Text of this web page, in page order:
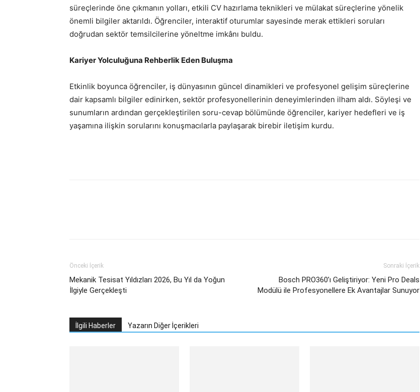
süreçlerinde öne çıkmanın yolları, etkili CV hazırlama teknikleri ve mülakat süreçlerine yönelik
önemli bilgiler aktarıldı. Öğrenciler, interaktif oturumlar sayesinde merak ettikleri soruları
doğrudan sektör temsilcilerine yöneltme imkânı buldu.
Kariyer Yolculuğuna Rehberlik Eden Buluşma
Etkinlik boyunca öğrenciler, iş dünyasının güncel dinamikleri ve profesyonel gelişim süreçlerine
dair kapsamlı bilgiler edinirken, sektör profesyonellerinin deneyimlerinden ilham aldı. Söyleşi ve
sunumların ardından gerçekleştirilen soru-cevap bölümünde öğrenciler, kariyer hedefleri ve iş
yaşamına ilişkin sorularını konuşmacılarla paylaşarak birebir iletişim kurdu.
Önceki İçerik
Mekanik Tesisat Yıldızları 2026, Bu Yıl da Yoğun
İlgiyle Gerçekleşti
Sonraki İçerik
Bosch PRO360’ı Geliştiriyor: Yeni Pro Deals
Modülü ile Profesyonellere Ek Avantajlar Sunuyor
İlgili Haberler Yazarın Diğer İçerikleri